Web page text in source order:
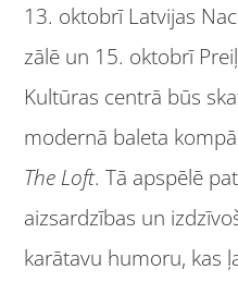
13. oktobrī Latvijas
zālē un 15. oktobrī
Kultūras centrā būs
modernā baleta
The Loft. Tā apspēlē
aizsardzības un
karātavu humoru, kas